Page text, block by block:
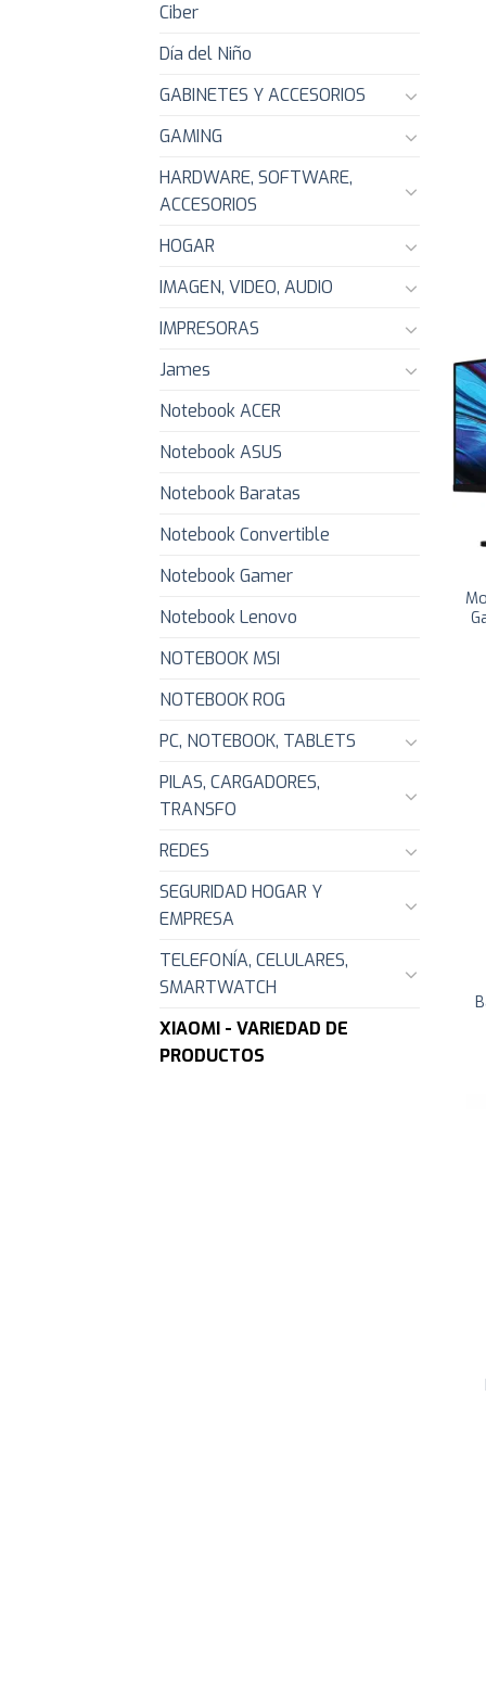
Ciber
Día del Niño
GABINETES Y ACCESORIOS
GAMING
HARDWARE, SOFTWARE,
ACCESORIOS
HOGAR
IMAGEN, VIDEO, AUDIO
IMPRESORAS
James
Notebook ACER
Notebook ASUS
Notebook Baratas
Notebook Convertible
Notebook Gamer
Notebook Lenovo
NOTEBOOK MSI
NOTEBOOK ROG
PC, NOTEBOOK, TABLETS
PILAS, CARGADORES,
TRANSFO
REDES
SEGURIDAD HOGAR Y
EMPRESA
TELEFONÍA, CELULARES,
SMARTWATCH
XIAOMI - VARIEDAD DE
PRODUCTOS